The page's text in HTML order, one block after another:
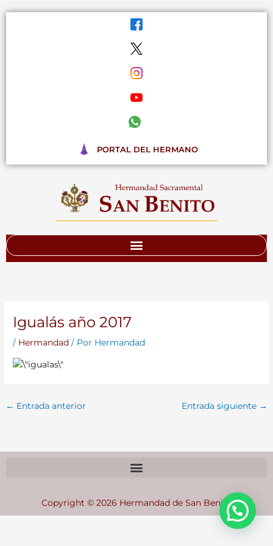
PORTAL DEL HERMANO
Igualás año 2017
/ Hermandad / Por Hermandad
← Entrada anterior Entrada siguiente →
Copyright © 2026 Hermandad de San Benito